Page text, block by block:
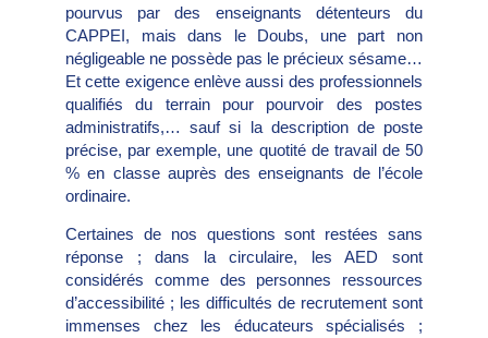
pourvus par des enseignants détenteurs du
CAPPEI, mais dans le Doubs, une part non
négligeable ne possède pas le précieux sésame…
Et cette exigence enlève aussi des professionnels
qualifiés du terrain pour pourvoir des postes
administratifs,… sauf si la description de poste
précise, par exemple, une quotité de travail de 50
% en classe auprès des enseignants de l’école
ordinaire.
Certaines de nos questions sont restées sans
réponse ; dans la circulaire, les AED sont
considérés comme des personnes ressources
d’accessibilité ; les difficultés de recrutement sont
immenses chez les éducateurs spécialisés ;